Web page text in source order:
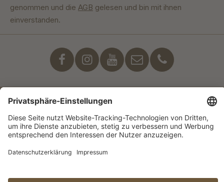
genommen und die AGB gelesen und bin mit ihnen
einverstanden.
Unser Engagement